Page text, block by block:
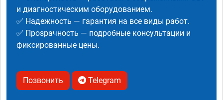
и диагностическим оборудованием.
✅ Надежность — гарантия на все виды работ.
✅ Прозрачность — подробные консультации и
фиксированные цены.
Позвонить Telegram